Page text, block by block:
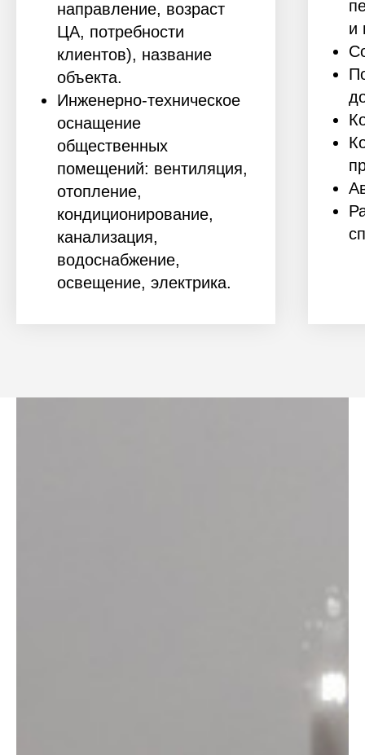
направление, возраст
ЦА, потребности
клиентов), название
объекта.
Инженерно-техническое
оснащение
общественных
помещений: вентиляция,
отопление,
кондиционирование,
канализация,
водоснабжение,
освещение, электрика.
и